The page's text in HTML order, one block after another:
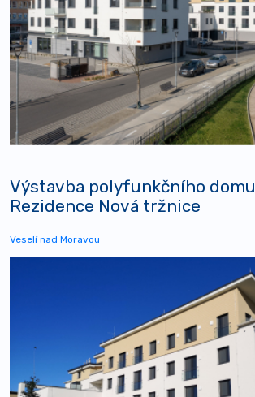
Výstavba polyfunkčního
Rezidence Nová tržnice
Veselí nad Moravou